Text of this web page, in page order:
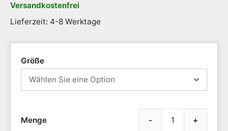
Versandkostenfrei
Lieferzeit: 4-8 Werktage
Größe
- +